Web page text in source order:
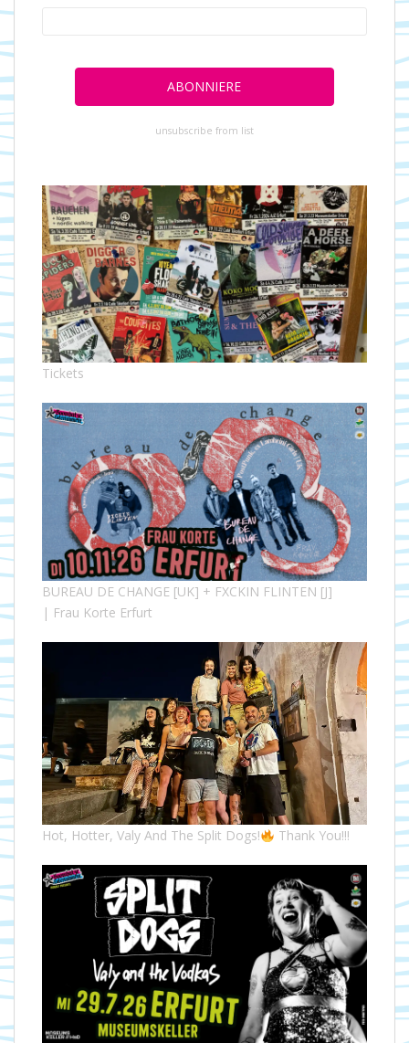
unsubscribe from list
Tickets
BUREAU DE CHANGE [UK] + FXCKIN FLINTEN [J]
| Frau Korte Erfurt
Hot, Hotter, Valy And The Split Dogs! Thank You!!!